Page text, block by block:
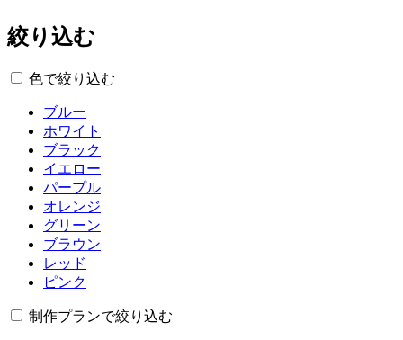
絞り込む
色で絞り込む
ブルー
ホワイト
ブラック
イエロー
パープル
オレンジ
グリーン
ブラウン
レッド
ピンク
制作プランで絞り込む